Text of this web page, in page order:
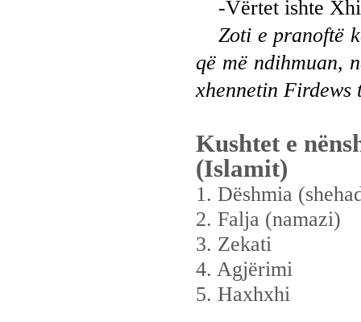
-Vërtet ishte
Zoti e pranoftë
që më ndihmuan,
xhennetin Firdews
Kushtet e
(Islamit)
1. Dëshmia
2. Falja (namazi)
3. Zekati
4. Agjërimi
5. Haxhxhi